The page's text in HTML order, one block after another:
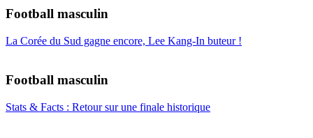
Football masculin
La Corée du Sud gagne encore, Lee Kang-In buteur !
Football masculin
Stats & Facts : Retour sur une finale historique